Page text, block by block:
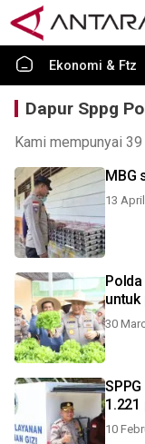
Ekonomi & Ftz
Dapur Sppg
Kami mempunyai
MBG
13
untuk
30
1.221
10